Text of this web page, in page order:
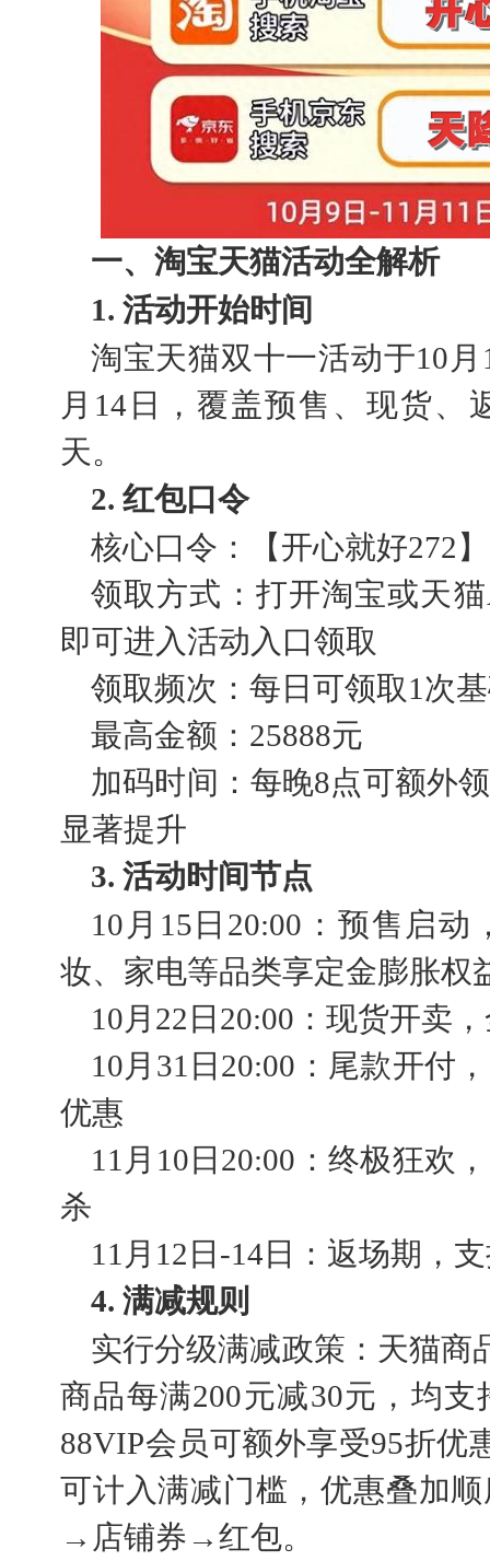
一、淘宝天猫活动全解析
1. 活动开始时间
淘宝天猫双十一活动于10
月14日，覆盖预售、现货、
天。
2. 红包口令
核心口令：【开心就好272】
领取方式：打开淘宝或天
即可进入活动入口领取
领取频次：每日可领取1次
最高金额：25888元
加码时间：每晚8点可额外
显著提升
3. 活动时间节点
10月15日20:00：预售启
妆、家电等品类享定金膨胀权
10月22日20:00：现货开卖
10月31日20:00：尾款开付
优惠
11月10日20:00：终极狂欢
杀
11月12日-14日：返场期，
4. 满减规则
实行分级满减政策：天猫商
商品每满200元减30元，均
88VIP会员可额外享受95折优
可计入满减门槛，优惠叠加
→店铺券→红包。